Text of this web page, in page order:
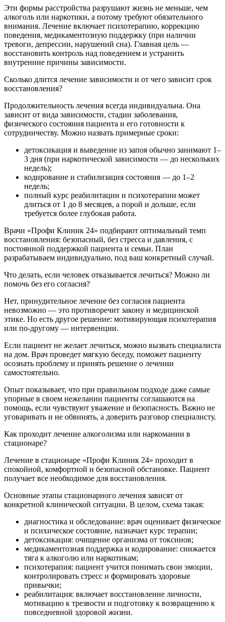
Эти формы расстройства разрушают жизнь не меньше, чем
алкоголь или наркотики, а потому требуют обязательного
внимания. Лечение включает психотерапию, коррекцию
поведения, медикаментозную поддержку (при наличии
тревоги, депрессии, нарушений сна). Главная цель —
восстановить контроль над поведением и устранить
внутренние причины зависимости.
Сколько длится лечение зависимости и от чего зависит срок
восстановления?
Продолжительность лечения всегда индивидуальна. Она
зависит от вида зависимости, стадии заболевания,
физического состояния пациента и его готовности к
сотрудничеству. Можно назвать примерные сроки:
детоксикация и выведение из запоя обычно занимают 1–
3 дня (при наркотической зависимости — до нескольких
недель);
кодирование и стабилизация состояния — до 1–2
недель;
полный курс реабилитации и психотерапии может
длиться от 1 до 8 месяцев, а порой и дольше, если
требуется более глубокая работа.
Врачи «Профи Клиник 24» подбирают оптимальный темп
восстановления: безопасный, без стресса и давления, с
постоянной поддержкой пациента и семьи. План
разрабатываем индивидуально, под ваш конкретный случай.
Что делать, если человек отказывается лечиться? Можно ли
помочь без его согласия?
Нет, принудительное лечение без согласия пациента
невозможно — это противоречит закону и медицинской
этике. Но есть другое решение: мотивирующая психотерапия
или по-другому — интервенции.
Если пациент не желает лечиться, можно вызвать специалиста
на дом. Врач проведет мягкую беседу, поможет пациенту
осознать проблему и принять решение о лечении
самостоятельно.
Опыт показывает, что при правильном подходе даже самые
упорные в своем нежелании пациенты соглашаются на
помощь, если чувствуют уважение и безопасность. Важно не
уговаривать и не обвинять, а доверить разговор специалисту.
Как проходит лечение алкоголизма или наркомании в
стационаре?
Лечение в стационаре «Профи Клиник 24» проходит в
спокойной, комфортной и безопасной обстановке. Пациент
получает все необходимое для восстановления.
Основные этапы стационарного лечения зависят от
конкретной клинической ситуации. В целом, схема такая:
диагностика и обследование: врач оценивает физическое
и психическое состояние, назначает курс терапии;
детоксикация: очищение организма от токсинов;
медикаментозная поддержка и кодирование: снижается
тяга к алкоголю или наркотикам;
психотерапия: пациент учится понимать свои эмоции,
контролировать стресс и формировать здоровые
привычки;
реабилитация: включает восстановление личности,
мотивацию к трезвости и подготовку к возвращению к
повседневной здоровой жизни.